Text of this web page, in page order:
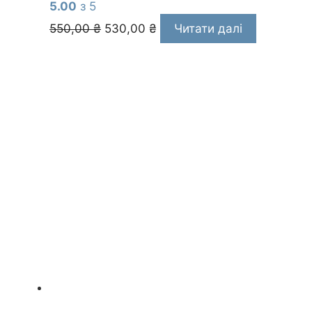
5.00 з 5
550,00₴
Оригінальна
ціна:
530,00 ₴
Поточна
ціна:
Читати далі